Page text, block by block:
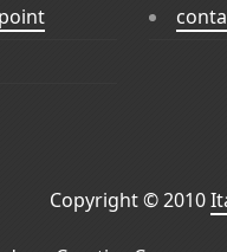
Copyright © 2010